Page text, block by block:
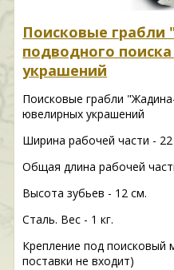
Поисковые
подводного
украшений
Поисковые грабли
ювелирных украшений
Ширина рабочей части - 22
Общая длина рабочей
Высота зубьев - 12 см.
Сталь. Вес - 1 кг.
Крепление под поисковый
поставки не входит)